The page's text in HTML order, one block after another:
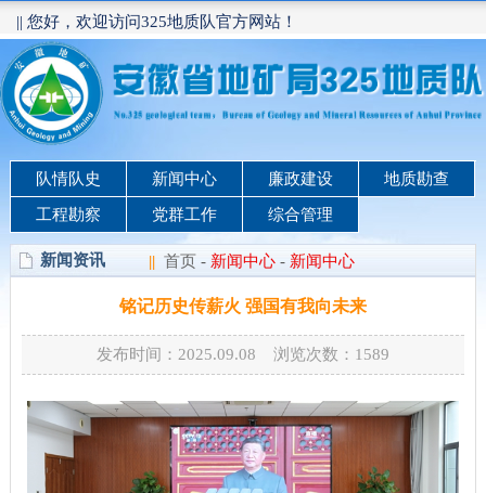
|| 您好，欢迎访问325地质队官方网站！
队情队史 新闻中心 廉政建设 地质勘查
工程勘察 党群工作 综合管理
新闻资讯 || 首页 - 新闻中心 - 新闻中心
铭记历史传薪火 强国有我向未来
发布时间：2025.09.08 浏览次数： 1589